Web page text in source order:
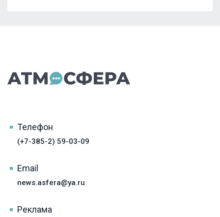
Телефон
(+7-385-2) 59-03-09
Email
news.asfera@ya.ru
Реклама